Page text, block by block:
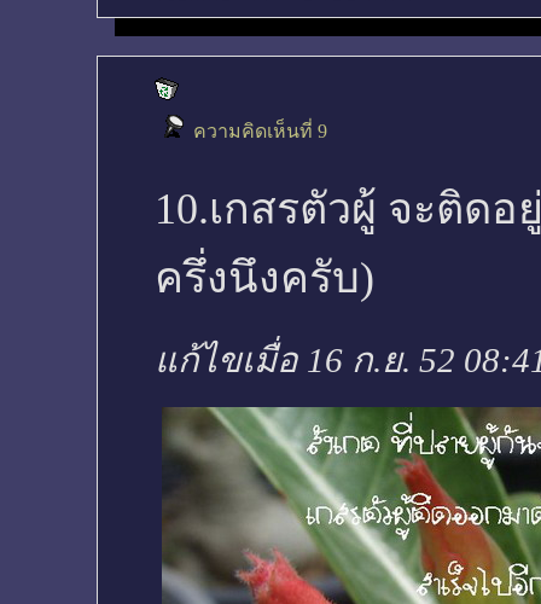
ความคิดเห็นที่ 9
10.เกสรตัวผู้ จะติด
ครึ่งนึงครับ)
แก้ไขเมื่อ 16 ก.ย. 52